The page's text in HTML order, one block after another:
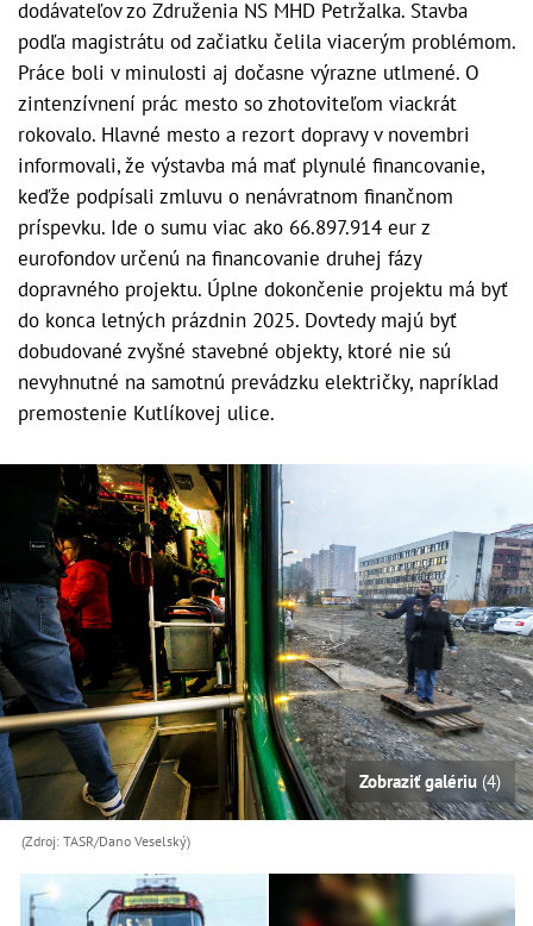
dodávateľov zo Združenia NS MHD Petržalka. Stavba
podľa magistrátu od začiatku čelila viacerým problémom.
Práce boli v minulosti aj dočasne výrazne utlmené. O
zintenzívnení prác mesto so zhotoviteľom viackrát
rokovalo. Hlavné mesto a rezort dopravy v novembri
informovali, že výstavba má mať plynulé financovanie,
keďže podpísali zmluvu o nenávratnom finančnom
príspevku. Ide o sumu viac ako 66.897.914 eur z
eurofondov určenú na financovanie druhej fázy
dopravného projektu. Úplne dokončenie projektu má byť
do konca letných prázdnin 2025. Dovtedy majú byť
dobudované zvyšné stavebné objekty, ktoré nie sú
nevyhnutné na samotnú prevádzku električky, napríklad
premostenie Kutlíkovej ulice.
Zobraziť galériu (4)
(Zdroj: TASR/Dano Veselský)